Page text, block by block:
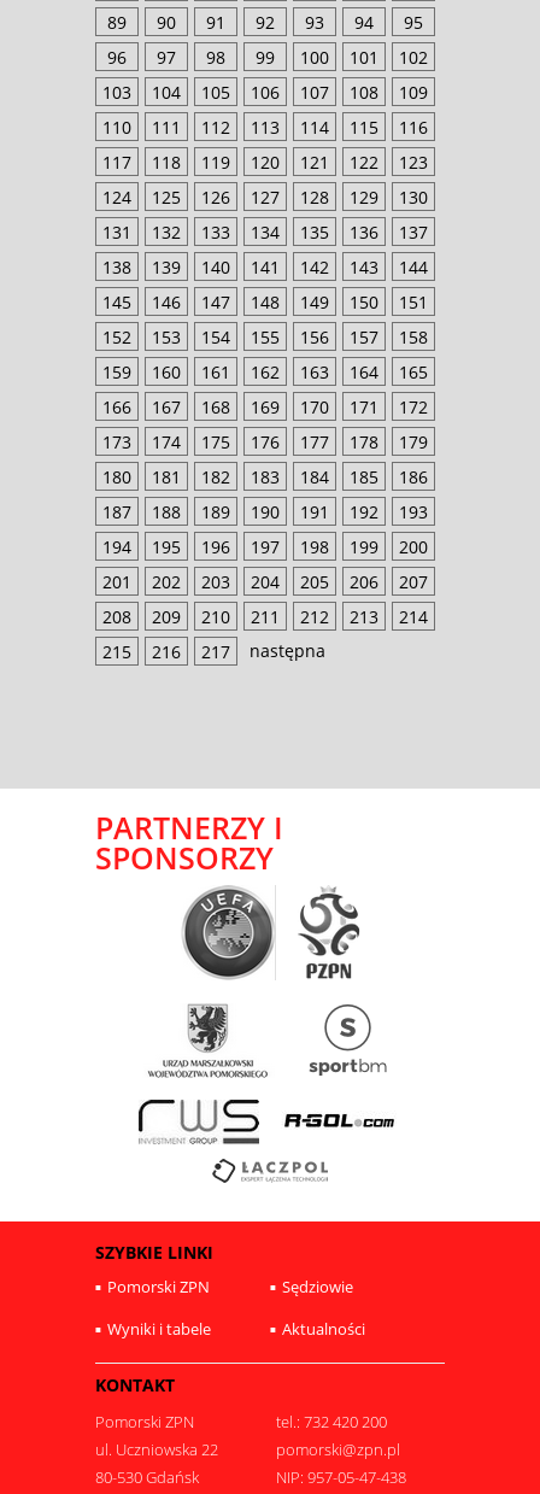
89
90 91 92 93 94
95
96
97 98 99 100 101
102
103
104 105 106 107 108
109
110
111 112 113 114 115
116
117
118 119 120 121 122
123
124
125 126 127 128 129
130
131
132 133 134 135 136
137
138
139 140 141 142 143
144
145
146 147 148 149 150
151
152
153 154 155 156 157
158
159
160 161 162 163 164
165
166
167 168 169 170 171
172
173
174 175 176 177 178
179
180
181 182 183 184 185
186
187
188 189 190 191 192
193
194
195 196 197 198 199
200
201
202 203 204 205 206
207
208
209 210 211 212 213
214
215
216 217 następna
PARTNERZY I
SPONSORZY
SZYBKIE LINKI
Pomorski ZPN
Sędziowie
Wyniki i tabele
Aktualności
KONTAKT
Pomorski ZPN
tel.: 732 420 200
ul. Uczniowska 22
pomorski@zpn.pl
80-530 Gdańsk
NIP: 957-05-47-438